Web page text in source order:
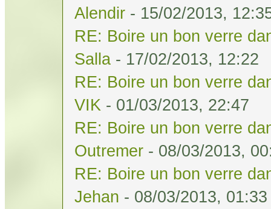
Alendir - 15/02/2013,
RE: Boire un bon verre
Salla - 17/02/2013, 12:22
RE: Boire un bon verre
VIK - 01/03/2013, 22:47
RE: Boire un bon verre
Outremer - 08/03/2013,
RE: Boire un bon verre
Jehan - 08/03/2013, 01:33